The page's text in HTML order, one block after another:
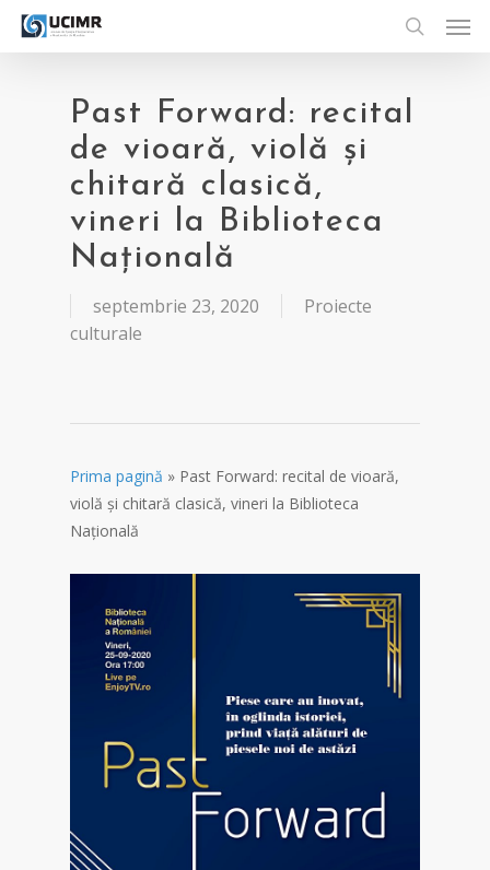
Skip
search
Past Forward: recital
de vioară, violă și
chitară clasică,
vineri la Biblioteca
Națională
septembrie 23, 2020
Proiecte
culturale
Prima pagină » Past Forward: recital de vioară,
violă și chitară clasică, vineri la Biblioteca
Națională